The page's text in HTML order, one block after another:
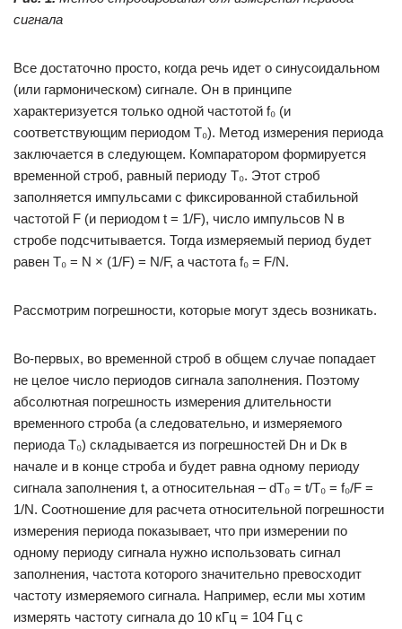
сигнала
Все достаточно просто, когда речь идет о синусоидальном
(или гармоническом) сигнале. Он в принципе
характеризуется только одной частотой f₀ (и
соответствующим периодом T₀). Метод измерения периода
заключается в следующем. Компаратором формируется
временной строб, равный периоду T₀. Этот строб
заполняется импульсами с фиксированной стабильной
частотой F (и периодом t = 1/F), число импульсов N в
стробе подсчитывается. Тогда измеряемый период будет
равен T₀ = N × (1/F) = N/F, а частота f₀ = F/N.
Рассмотрим погрешности, которые могут здесь возникать.
Во‑первых, во временной строб в общем случае попадает
не целое число периодов сигнала заполнения. Поэтому
абсолютная погрешность измерения длительности
временного строба (а следовательно, и измеряемого
периода Т₀) складывается из погрешностей Dн и Dк в
начале и в конце строба и будет равна одному периоду
сигнала заполнения t, а относительная – dТ₀ = t/Т₀ = f₀/F =
1/N. Соотношение для расчета относительной погрешности
измерения периода показывает, что при измерении по
одному периоду сигнала нужно использовать сигнал
заполнения, частота которого значительно превосходит
частоту измеряемого сигнала. Например, если мы хотим
измерять частоту сигнала до 10 кГц = 104 Гц с